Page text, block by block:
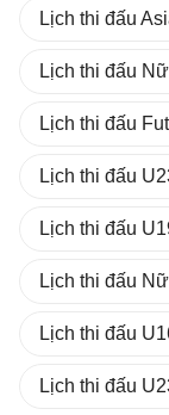
Lịch thi đấu
Lịch thi đấu
Lịch thi đấu
Lịch thi đấu
Lịch thi đấu
Lịch thi đấu
Lịch thi đấu
Lịch thi đấu